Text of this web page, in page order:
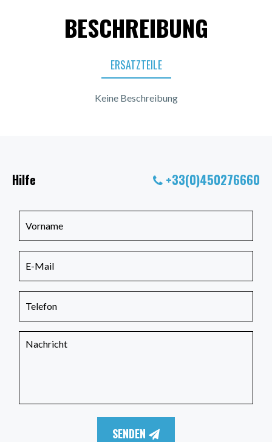
BESCHREIBUNG
ERSATZTEILE
Keine Beschreibung
Hilfe +33(0)450276660
SENDEN